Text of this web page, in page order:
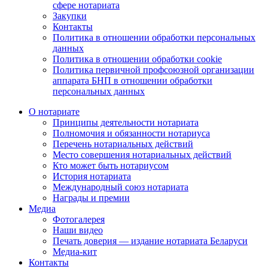
сфере нотариата
Закупки
Контакты
Политика в отношении обработки персональных
данных
Политика в отношении обработки cookie
Политика первичной профсоюзной организации
аппарата БНП в отношении обработки
персональных данных
О нотариате
Принципы деятельности нотариата
Полномочия и обязанности нотариуса
Перечень нотариальных действий
Место совершения нотариальных действий
Кто может быть нотариусом
История нотариата
Международный союз нотариата
Награды и премии
Медиа
Фотогалерея
Наши видео
Печать доверия — издание нотариата Беларуси
Медиа-кит
Контакты